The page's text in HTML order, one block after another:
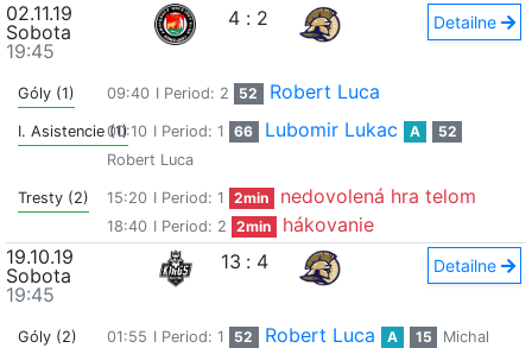
02.11.19
Sobota
19:45
4 : 2 Detailne
Góly (1) 09:40 I Period: 2 52 Robert Luca
I. Asistencie (1)00:10 I Period: 1 66 Lubomir Lukac A
52
Robert Luca
Tresty (2) 15:20 I Period: 1 2min nedovolená hra telom
18:40 I Period: 2 2min
hákovanie
19.10.19
Sobota
19:45
13 : 4 Detailne
Góly (2) 01:55 I Period: 1 52 Robert Luca A 15
Michal